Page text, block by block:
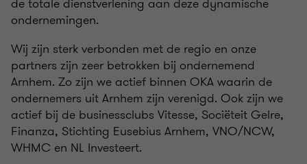
ondernemingen.
Wij zijn sterk verbonden met de regio en onze
partners zijn zeer betrokken bij ondernemend
Arnhem. Zo zijn we actief binnen OKA waarin de
ondernemers uit Arnhem zijn verenigd. Ook zijn we
actief bij de businessclubs Vitesse, Sociëteit Gelre,
Finanza, Stichting Eusebius Arnhem, VNO/NCW,
WHMC en NL Investeert.